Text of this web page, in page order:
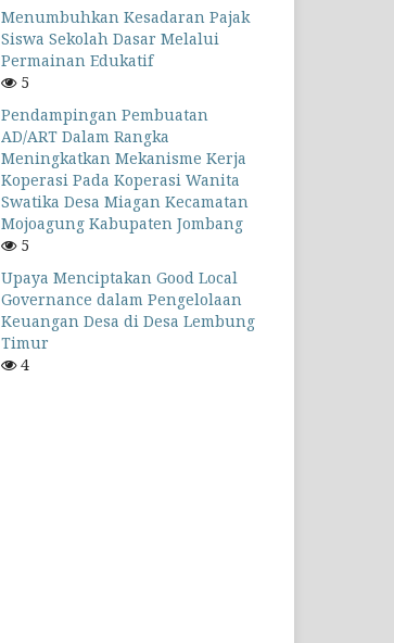
Menumbuhkan Kesadaran Pajak
Siswa Sekolah Dasar Melalui
Permainan Edukatif
5
Pendampingan Pembuatan
AD/ART Dalam Rangka
Meningkatkan Mekanisme Kerja
Koperasi Pada Koperasi Wanita
Swatika Desa Miagan Kecamatan
Mojoagung Kabupaten Jombang
5
Upaya Menciptakan Good Local
Governance dalam Pengelolaan
Keuangan Desa di Desa Lembung
Timur
4